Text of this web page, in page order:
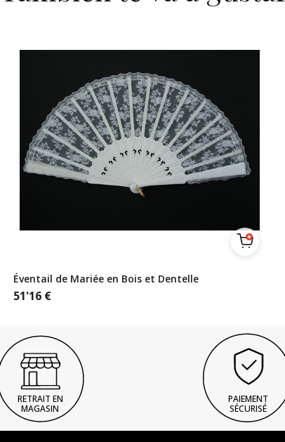
Éventail de Mariée en Bois et Dentelle
51'16 €
RETRAIT EN
MAGASIN
PAIEMENT
SÉCURISÉ